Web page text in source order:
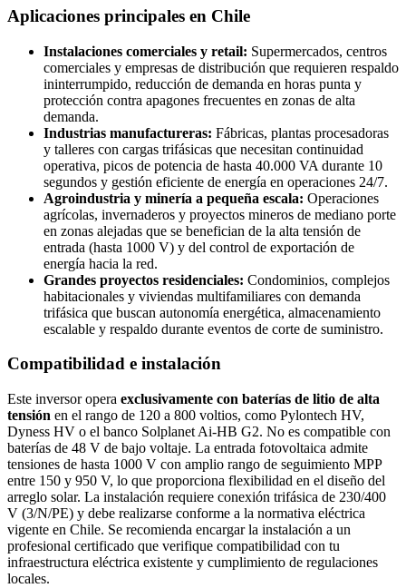
Aplicaciones principales en Chile
Instalaciones comerciales y retail: Supermercados, centros
comerciales y empresas de distribución que requieren respaldo
ininterrumpido, reducción de demanda en horas punta y
protección contra apagones frecuentes en zonas de alta
demanda.
Industrias manufactureras: Fábricas, plantas procesadoras
y talleres con cargas trifásicas que necesitan continuidad
operativa, picos de potencia de hasta 40.000 VA durante 10
segundos y gestión eficiente de energía en operaciones 24/7.
Agroindustria y minería a pequeña escala: Operaciones
agrícolas, invernaderos y proyectos mineros de mediano porte
en zonas alejadas que se benefician de la alta tensión de
entrada (hasta 1000 V) y del control de exportación de
energía hacia la red.
Grandes proyectos residenciales: Condominios, complejos
habitacionales y viviendas multifamiliares con demanda
trifásica que buscan autonomía energética, almacenamiento
escalable y respaldo durante eventos de corte de suministro.
Compatibilidad e instalación
Este inversor opera exclusivamente con baterías de litio de alta
tensión en el rango de 120 a 800 voltios, como Pylontech HV,
Dyness HV o el banco Solplanet Ai-HB G2. No es compatible con
baterías de 48 V de bajo voltaje. La entrada fotovoltaica admite
tensiones de hasta 1000 V con amplio rango de seguimiento MPP
entre 150 y 950 V, lo que proporciona flexibilidad en el diseño del
arreglo solar. La instalación requiere conexión trifásica de 230/400
V (3/N/PE) y debe realizarse conforme a la normativa eléctrica
vigente en Chile. Se recomienda encargar la instalación a un
profesional certificado que verifique compatibilidad con tu
infraestructura eléctrica existente y cumplimiento de regulaciones
locales.